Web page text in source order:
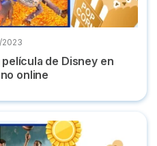
de Disney en
online
online y totalmente gratis